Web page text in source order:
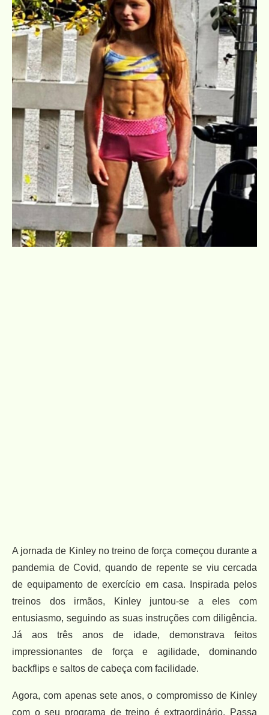
A jornada de Kinley no treino de força começou durante a
pandemia de Covid, quando de repente se viu cercada
de equipamento de exercício em casa. Inspirada pelos
treinos dos irmãos, Kinley juntou-se a eles com
entusiasmo, seguindo as suas instruções com diligência.
Já aos três anos de idade, demonstrava feitos
impressionantes de força e agilidade, dominando
backflips e saltos de cabeça com facilidade.
Agora, com apenas sete anos, o compromisso de Kinley
com o seu programa de treino é extraordinário. Passa